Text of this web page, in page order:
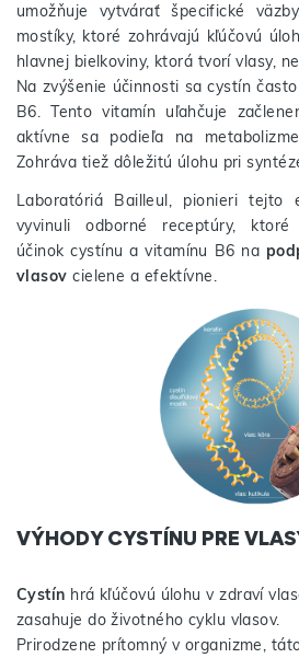
umožňuje vytvárať špecifické
mostíky, ktoré zohrávajú kľúčovú
hlavnej bielkoviny, ktorá tvorí vlasy,
Na zvýšenie účinnosti sa cystín
B6. Tento vitamín uľahčuje
aktívne sa podieľa na
Zohráva tiež dôležitú úlohu pri
Laboratóriá Bailleul, pionieri tejto
vyvinuli odborné receptúry, ktoré
účinok cystínu a vitamínu B6 na
vlasov cielene a efektívne.
VÝHODY CYSTÍNU PRE
Cystín hrá kľúčovú úlohu v zdraví
zasahuje do životného cyklu vlasov.
Prirodzene prítomný v organizme,